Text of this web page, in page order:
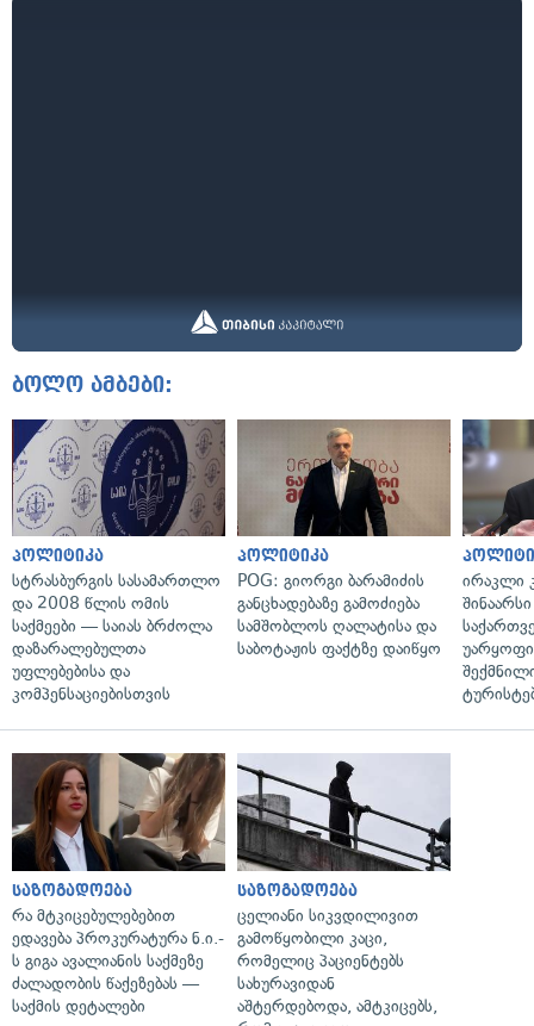
ბოლო ამბები:
პოლიტიკა
სტრასბურგის სასამართლო
და 2008 წლის ომის
საქმეები — საიას ბრძოლა
დაზარალებულთა
უფლებებისა და
კომპენსაციებისთვის
პოლიტიკა
POG: გიორგი ბარამიძის
განცხადებაზე გამოძიება
სამშობლოს ღალატისა და
საბოტაჟის ფაქტზე დაიწყო
ირაკლი
საზოგადოება
რა მტკიცებულებებით
ედავება პროკურატურა ნ.ი.-
ს გიგა ავალიანის საქმეზე
ძალადობის წაქეზებას —
საქმის დეტალები
საზოგადოება
ცელიანი სიკვდილივით
გამოწყობილი კაცი,
რომელიც პაციენტებს
სახურავიდან
აშტერდებოდა, ამტკიცებს,